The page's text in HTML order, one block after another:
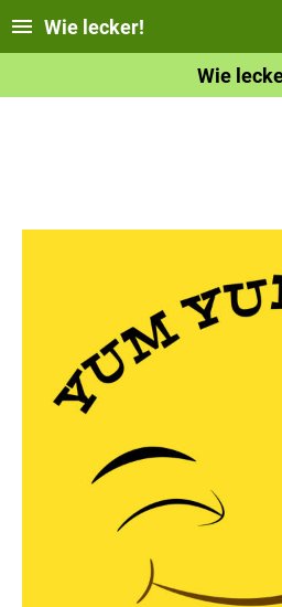
Wie lecker!
Wie